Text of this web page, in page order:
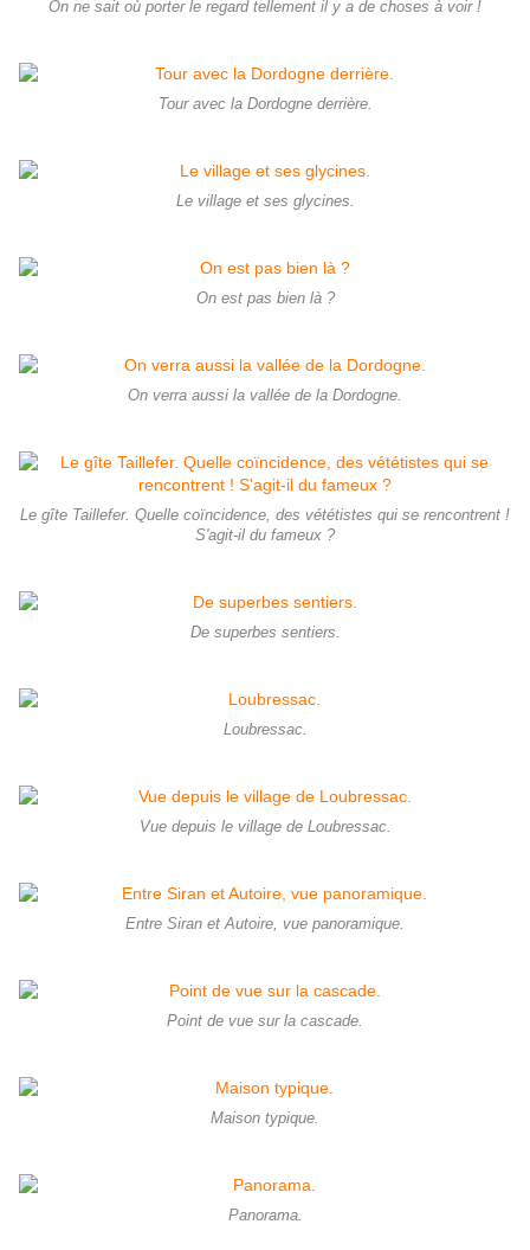
On ne sait où porter le regard tellement il y a de choses à voir !
Tour avec la Dordogne derrière.
Le village et ses glycines.
On est pas bien là ?
On verra aussi la vallée de la Dordogne.
Le gîte Taillefer. Quelle coïncidence, des vététistes qui se rencontrent !
S'agit-il du fameux ?
De superbes sentiers.
Loubressac.
Vue depuis le village de Loubressac.
Entre Siran et Autoire, vue panoramique.
Point de vue sur la cascade.
Maison typique.
Panorama.